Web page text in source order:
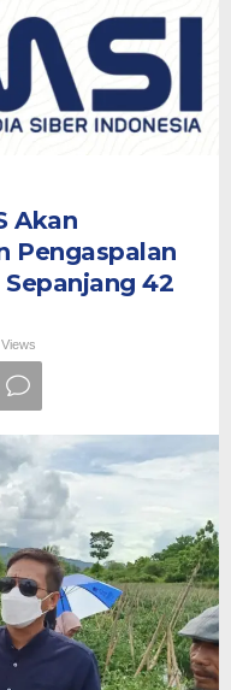
Akan
Pengaspalan
42